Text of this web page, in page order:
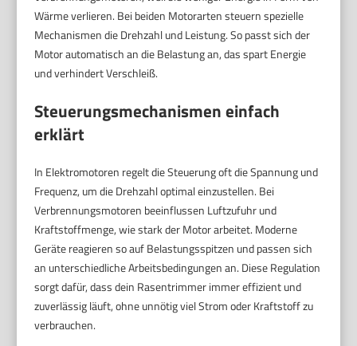
Wärme verlieren. Bei beiden Motorarten steuern spezielle
Mechanismen die Drehzahl und Leistung. So passt sich der
Motor automatisch an die Belastung an, das spart Energie
und verhindert Verschleiß.
Steuerungsmechanismen einfach
erklärt
In Elektromotoren regelt die Steuerung oft die Spannung und
Frequenz, um die Drehzahl optimal einzustellen. Bei
Verbrennungsmotoren beeinflussen Luftzufuhr und
Kraftstoffmenge, wie stark der Motor arbeitet. Moderne
Geräte reagieren so auf Belastungsspitzen und passen sich
an unterschiedliche Arbeitsbedingungen an. Diese Regulation
sorgt dafür, dass dein Rasentrimmer immer effizient und
zuverlässig läuft, ohne unnötig viel Strom oder Kraftstoff zu
verbrauchen.